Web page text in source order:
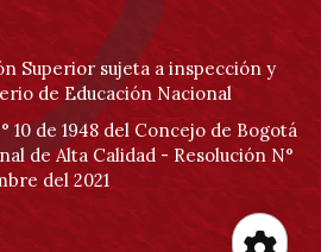
Superior sujeta a inspección y
de Educación Nacional
10 de 1948 del Concejo de Bogotá
de Alta Calidad - Resolución N°
del 2021